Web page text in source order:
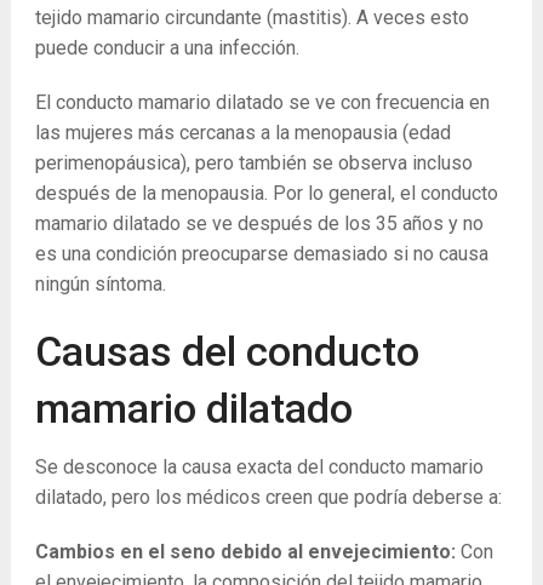
tejido mamario circundante (mastitis). A veces esto
puede conducir a una infección.
El conducto mamario dilatado se ve con frecuencia en
las mujeres más cercanas a la menopausia (edad
perimenopáusica), pero también se observa incluso
después de la menopausia. Por lo general, el conducto
mamario dilatado se ve después de los 35 años y no
es una condición preocuparse demasiado si no causa
ningún síntoma.
Causas del conducto
mamario dilatado
Se desconoce la causa exacta del conducto mamario
dilatado, pero los médicos creen que podría deberse a:
Cambios en el seno debido al envejecimiento: Con